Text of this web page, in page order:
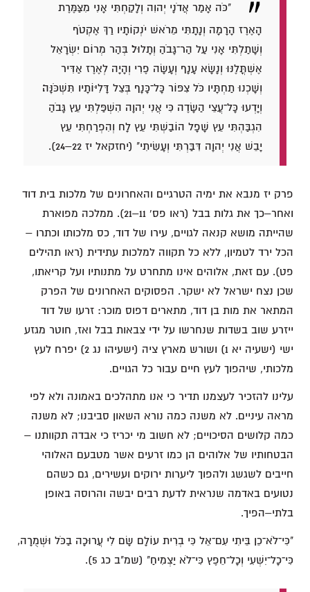
"כֹּה אָמַר אֲדֹנָי יְהוִה וְלָקַחְתִּי אָנִי מִצַּמֶּרֶת
הָאֶרֶז הָרָמָה וְנָתָתִּי מֵרֹאשׁ יֹנְקוֹתָיו רַךְ אֶקְטֹף
וְשָׁתַלְתִּי אָנִי עַל הַר־גָּבֹהַ וְתָלוּל׃ בְּהַר מְרוֹם יִשְׂרָאֵל
אֶשְׁתֳּלֶנּוּ וְנָשָׂא עָנָף וְעָשָׂה פֶרִי וְהָיָה לְאֶרֶז אַדִּיר
וְשָׁכְנוּ תַחְתָּיו כֹּל צִפּוֹר כָּל־כָּנָף בְּצֵל דָּלִיּוֹתָיו תִּשְׁכֹּנָּה׃
וְיָדְעוּ כָּל־עֲצֵי הַשָּׂדֶה כִּי אֲנִי יְהוָה הִשְׁפַּלְתִּי עֵץ גָּבֹהַ
הִגְבַּהְתִּי עֵץ שָׁפָל הוֹבַשְׁתִּי עֵץ לָח וְהִפְרַחְתִּי עֵץ
יָבֵשׁ אֲנִי יְהוָה דִּבַּרְתִּי וְעָשִׂיתִי" (יחזקאל יז 22–24).
פרק יז מנבא את ימיה הטרגיים והאחרונים של מלכות בית דוד
ואחר–כך את גלות בבל (ראו פס' 11–21). ממלכה מפוארת
שהייתה מושא קנאה לגויים, עירו של דוד, כס מלכותו וכתרו –
הכל ירד לטמיון, ללא כל תקווה למלכות עתידית (ראו תהילים
פט). עם זאת, אלוהים אינו מתחרט על מתנותיו ועל קריאתו,
שכן נצח ישראל לא ישקר. הפסוקים האחרונים של הפרק
המתאר את מות בן דוד, מתארים דפוס מוכר: זרעו של דוד
ייזרע שוב בשדות שנחרשו על ידי צבאות בבל ואז, חוטר מגזע
ישי (ישעיה יא 1) ושורש מארץ ציה (ישעיהו נג 2) יפרח לעץ
מלכותי, שיהפוך לעץ חיים עבור כל הגויים.
עלינו להזכיר לעצמנו תדיר כי אנו מתהלכים באמונה ולא לפי
מראה עיניים. לא משנה כמה נורא השאון סביבנו; לא משנה
כמה קלושים הסיכויים; לא חשוב מי יכריז כי אבדה תקוותנו –
הבטחותיו של אלוהים הן כמו זרעים אשר מטבעם האלוהי
חייבים לשגשג ולהפוך ליערות ירוקים ועשירים, גם כשהם
נטועים באדמה שנראית לדעת רבים יבשה והרוסה באופן
בלתי–הפיך.
"כִּי־לֹא־כֵן בֵּיתִי עִם־אֵל כִּי בְרִית עוֹלָם שָׂם לִי עֲרוּכָה בַכֹּל וּשְׁמֻרָה,
כִּי־כָל־יִשְׁעִי וְכָל־חֵפֶץ כִּי־לֹא יַצְמִיחַ" (שמ"ב כג 5).